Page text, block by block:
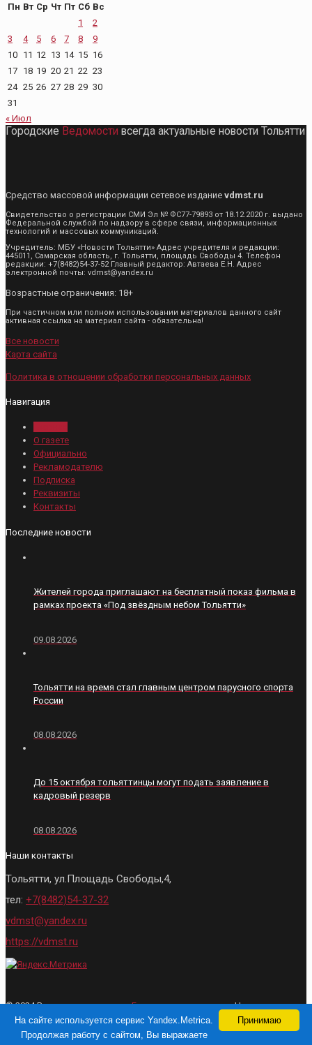
Пн Вт Ср Чт Пт Сб Вс
1
2
3
4 5 6 7 8
9
10 11 12 13 14 15 16
17 18 19 20 21 22 23
24 25 26 27 28 29 30
31
« Июл
Городские Ведомости всегда актуальные новости Тольятти
Средство массовой информации сетевое издание vdmst.ru
Свидетельство о регистрации СМИ Эл № ФС77-79893 от 18.12.2020 г. выдано
Федеральной службой по надзору в сфере связи, информационных
технологий и массовых коммуникаций.
Учредитель: МБУ «Новости Тольятти» Адрес учредителя и редакции:
445011, Самарская область, г. Тольятти, площадь Свободы 4. Телефон
редакции: +7(8482)54-37-52 Главный редактор: Автаева Е.Н. Адрес
электронной почты: vdmst@yandex.ru
Возрастные ограничения: 18+
При частичном или полном использовании материалов данного сайт
активная ссылка на материал сайта - обязательна!
Все новости
Карта сайта
Политика в отношении обработки персональных данных
Навигация
О газете
Официально
Рекламодателю
Подписка
Реквизиты
Контакты
Последние новости
Жителей города приглашают на бесплатный показ фильма в
рамках проекта «Под звёздным небом Тольятти»
09.08.2026
Тольятти на время стал главным центром парусного спорта
России
08.08.2026
До 15 октября тольяттинцы могут подать заявление в
кадровый резерв
08.08.2026
Наши контакты
Тольятти, ул.Площадь Свободы,4,
тел: +7(8482)54-37-32
vdmst@yandex.ru
https://vdmst.ru
© 2024 Все права защищены.Городские ведомости- Новости
Тольятти. При использовании материалов, активная ссылка на сайт
обязательна
Принимаю
На сайте используется сервис Yandex.Metrica.
Продолжая работу с сайтом, Вы выражаете